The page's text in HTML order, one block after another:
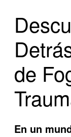
de
En un